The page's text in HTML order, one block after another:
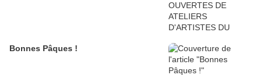
Bonnes Pâques !